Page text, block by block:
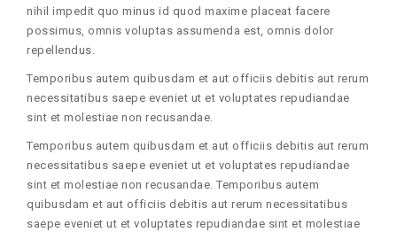
nihil impedit quo minus id quod maxime placeat facere
possimus, omnis voluptas assumenda est, omnis dolor
repellendus.
Temporibus autem quibusdam et aut officiis debitis aut rerum
necessitatibus saepe eveniet ut et voluptates repudiandae
sint et molestiae non recusandae.
Temporibus autem quibusdam et aut officiis debitis aut rerum
necessitatibus saepe eveniet ut et voluptates repudiandae
sint et molestiae non recusandae. Temporibus autem
quibusdam et aut officiis debitis aut rerum necessitatibus
saepe eveniet ut et voluptates repudiandae sint et molestiae